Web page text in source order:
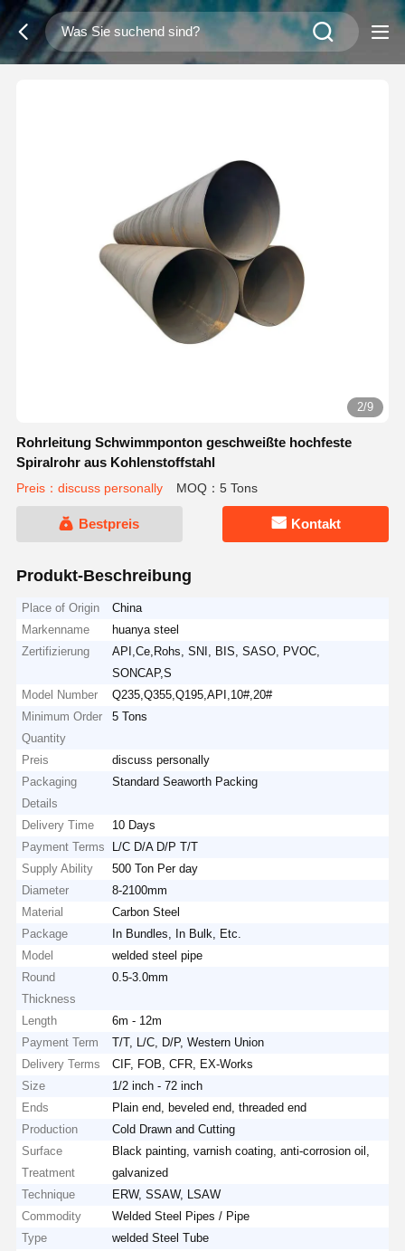
2/9
Rohrleitung Schwimmponton geschweißte hochfeste
Spiralrohr aus Kohlenstoffstahl
Preis：discuss personally MOQ：5 Tons
Bestpreis Kontakt
Produkt-Beschreibung
Place of Origin
China
Markenname
huanya steel
Zertifizierung
API,Ce,Rohs, SNI, BIS, SASO, PVOC,
SONCAP,S
Model Number
Q235,Q355,Q195,API,10#,20#
Minimum Order
Quantity
5 Tons
Preis
discuss personally
Packaging
Details
Standard Seaworth Packing
Delivery Time
10 Days
Payment Terms
L/C D/A D/P T/T
Supply Ability
500 Ton Per day
Diameter
8-2100mm
Material
Carbon Steel
Package
In Bundles, In Bulk, Etc.
Model
welded steel pipe
Round
Thickness
0.5-3.0mm
Length
6m - 12m
Payment Term
T/T, L/C, D/P, Western Union
Delivery Terms
CIF, FOB, CFR, EX-Works
Size
1/2 inch - 72 inch
Ends
Plain end, beveled end, threaded end
Production
Cold Drawn and Cutting
Surface
Treatment
Black painting, varnish coating, anti-corrosion oil,
galvanized
Technique
ERW, SSAW, LSAW
Commodity
Welded Steel Pipes / Pipe
Type
welded Steel Tube